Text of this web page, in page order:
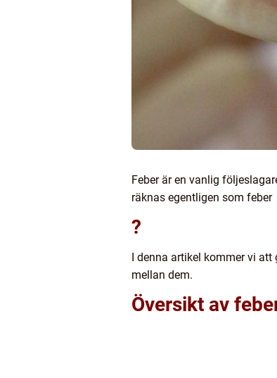
Feber är en vanlig
räknas egentligen som feber
?
I denna artikel kommer vi
mellan dem.
Översikt av